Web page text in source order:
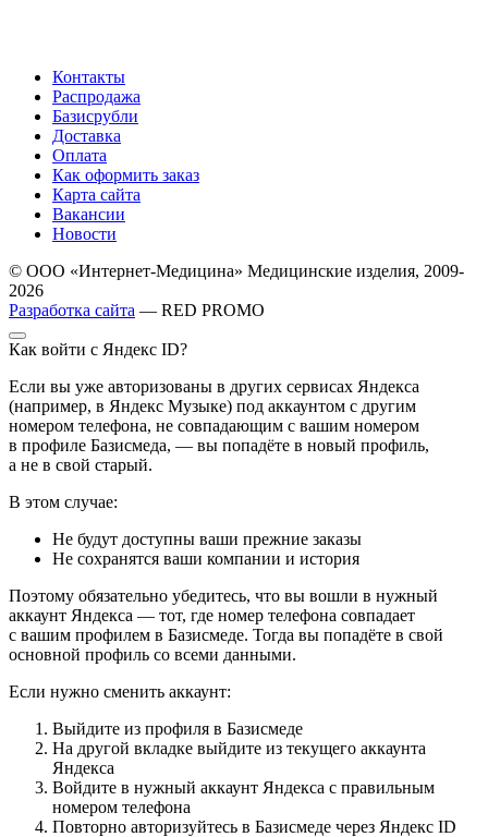
Контакты
Распродажа
Базисрубли
Доставка
Оплата
Как оформить заказ
Карта сайта
Вакансии
Новости
© ООО «Интернет-Медицина» Медицинские изделия, 2009-
2026
Разработка сайта — RED PROMO
Как войти с Яндекс ID?
Если вы уже авторизованы в других сервисах Яндекса
(например, в Яндекс Музыке) под аккаунтом с другим
номером телефона, не совпадающим с вашим номером
в профиле Базисмеда, — вы попадёте в новый профиль,
а не в свой старый.
В этом случае:
Не будут доступны ваши прежние заказы
Не сохранятся ваши компании и история
Поэтому обязательно убедитесь, что вы вошли в нужный
аккаунт Яндекса — тот, где номер телефона совпадает
с вашим профилем в Базисмеде. Тогда вы попадёте в свой
основной профиль со всеми данными.
Если нужно сменить аккаунт:
Выйдите из профиля в Базисмеде
На другой вкладке выйдите из текущего аккаунта
Яндекса
Войдите в нужный аккаунт Яндекса с правильным
номером телефона
Повторно авторизуйтесь в Базисмеде через Яндекс ID